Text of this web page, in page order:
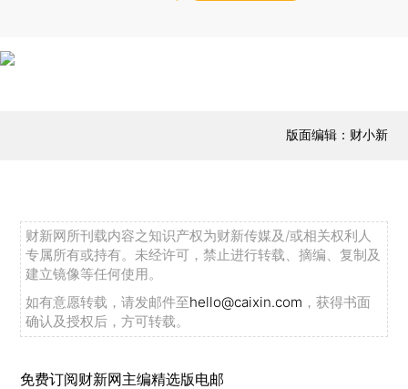
版面编辑：财小新
财新网所刊载内容之知识产权为财新传媒及/或相关权利人
专属所有或持有。未经许可，禁止进行转载、摘编、复制及
建立镜像等任何使用。
如有意愿转载，请发邮件至hello@caixin.com ，获得书面
确认及授权后，方可转载。
免费订阅财新网主编精选版电邮